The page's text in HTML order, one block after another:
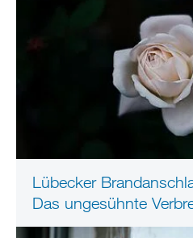
Lübecker
Das ungesühnte